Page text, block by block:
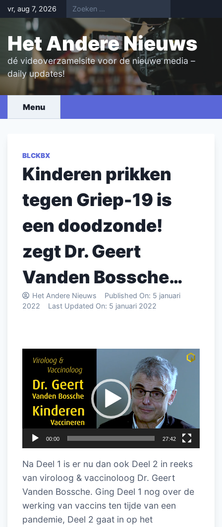
Skip
to
content
vr, aug 7, 2026
Het Andere Nieuws
dé videoverzamelsite voor de nieuwe media –
daily updates!
Menu
BLCKBX
Kinderen prikken
tegen Griep-19 is
een doodzonde!
zegt Dr. Geert
Vanden Bossche…
Het Andere Nieuws Published On: 5 januari
2022
Last Updated On: 5 januari 2022
00:00 27:42
Na Deel 1 is er nu dan ook Deel 2 in reeks
van viroloog & vaccinoloog Dr. Geert
Vanden Bossche. Ging Deel 1 nog over de
werking van vaccins ten tijde van een
pandemie, Deel 2 gaat in op het